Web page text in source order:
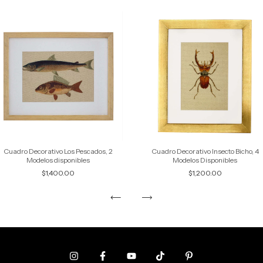
Cuadro Decorativo Los Pescados, 2
Modelos disponibles
$1,400.00
Cuadro Decorativo Insecto Bicho, 4
Modelos Disponibles
$1,200.00